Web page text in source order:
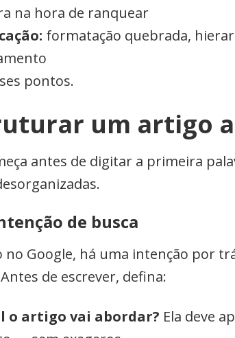
na hora de ranquear
formatação quebrada,
pontos.
um artigo
antes de digitar a primeira
de busca
no Google, há uma intenção por
de escrever, defina:
o artigo vai abordar? Ela deve